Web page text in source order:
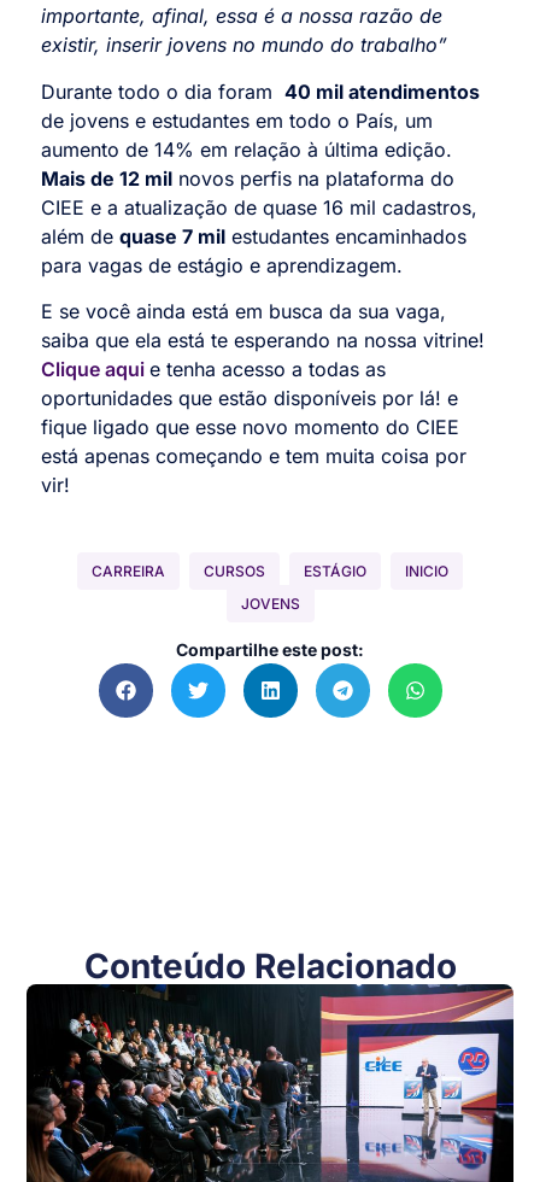
importante, afinal, essa é a nossa razão de
existir, inserir jovens no mundo do trabalho”
Durante todo o dia foram 40 mil atendimentos
de jovens e estudantes em todo o País, um
aumento de 14% em relação à última edição.
Mais de 12 mil novos perfis na plataforma do
CIEE e a atualização de quase 16 mil cadastros,
além de quase 7 mil estudantes encaminhados
para vagas de estágio e aprendizagem.
E se você ainda está em busca da sua vaga,
saiba que ela está te esperando na nossa vitrine!
Clique aqui e tenha acesso a todas as
oportunidades que estão disponíveis por lá! e
fique ligado que esse novo momento do CIEE
está apenas começando e tem muita coisa por
vir!
CARREIRA CURSOS ESTÁGIO
INICIO
JOVENS
Compartilhe este post:
Conteúdo Relacionado